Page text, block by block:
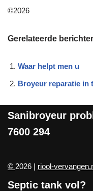
©2026
Gerelateerde
Waar helpt men u
Broyeur reparatie in
Sanibroyeur
7600 294
© 2026 | riool-
Septic tank vol?